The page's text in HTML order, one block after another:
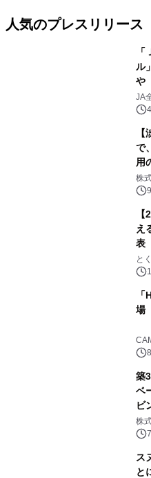
人気のプレスリリース
ル
や
販
JA
で
用
プ
ス
株
え
表
と
場
築
ベ
ビ
事
株
ス
と